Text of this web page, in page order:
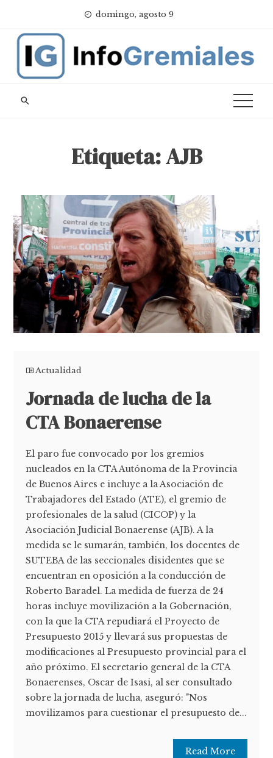
content
domingo, agosto 9
Etiqueta:AJB
Actualidad
Jornada de lucha de la
CTA Bonaerense
El paro fue convocado por los gremios
nucleados en la CTA Autónoma de la Provincia
de Buenos Aires e incluye a la Asociación de
Trabajadores del Estado (ATE), el gremio de
profesionales de la salud (CICOP) y la
Asociación Judicial Bonaerense (AJB). A la
medida se le sumarán, también, los docentes de
SUTEBA de las seccionales disidentes que se
encuentran en oposición a la conducción de
Roberto Baradel. La medida de fuerza de 24
horas incluye movilización a la Gobernación,
con la que la CTA repudiará el Proyecto de
Presupuesto 2015 y llevará sus propuestas de
modificaciones al Presupuesto provincial para el
año próximo. El secretario general de la CTA
Bonaerenses, Oscar de Isasi, al ser consultado
sobre la jornada de lucha, aseguró: "Nos
movilizamos para cuestionar el presupuesto de...
Read More